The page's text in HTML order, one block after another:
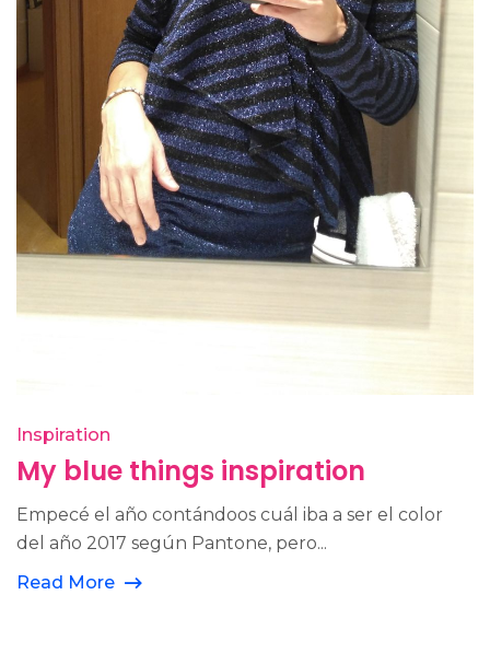
Inspiration
My blue things inspiration
Empecé el año contándoos cuál iba a ser el color
del año 2017 según Pantone, pero...
Read More